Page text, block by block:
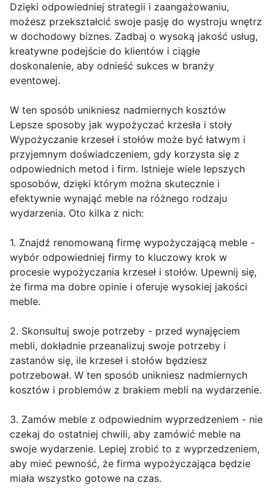
Dzięki odpowiedniej strategii i zaangażowaniu,
możesz przekształcić swoje pasję do wystroju wnętrz
w dochodowy biznes. Zadbaj o wysoką jakość usług,
kreatywne podejście do klientów i ciągłe
doskonalenie, aby odnieść sukces w branży
eventowej.
W ten sposób unikniesz nadmiernych kosztów
Lepsze sposoby jak wypożyczać krzesła i stoły
Wypożyczanie krzeseł i stołów może być łatwym i
przyjemnym doświadczeniem, gdy korzysta się z
odpowiednich metod i firm. Istnieje wiele lepszych
sposobów, dzięki którym można skutecznie i
efektywnie wynająć meble na różnego rodzaju
wydarzenia. Oto kilka z nich:
1. Znajdź renomowaną firmę wypożyczającą meble -
wybór odpowiedniej firmy to kluczowy krok w
procesie wypożyczania krzeseł i stołów. Upewnij się,
że firma ma dobre opinie i oferuje wysokiej jakości
meble.
2. Skonsultuj swoje potrzeby - przed wynajęciem
mebli, dokładnie przeanalizuj swoje potrzeby i
zastanów się, ile krzeseł i stołów będziesz
potrzebował. W ten sposób unikniesz nadmiernych
kosztów i problemów z brakiem mebli na wydarzenie.
3. Zamów meble z odpowiednim wyprzedzeniem - nie
czekaj do ostatniej chwili, aby zamówić meble na
swoje wydarzenie. Lepiej zrobić to z wyprzedzeniem,
aby mieć pewność, że firma wypożyczająca będzie
miała wszystko gotowe na czas.